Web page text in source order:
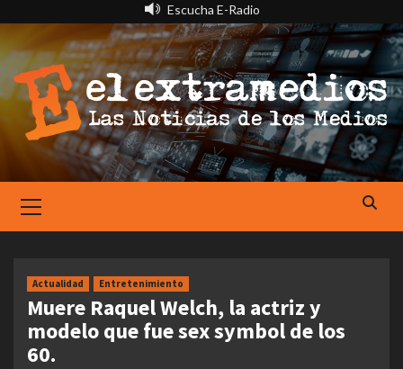
contenido
Escucha E-Radio
Menu
Actualidad Entretenimiento
Muere Raquel Welch, la actriz y
modelo que fue sex symbol de los
60.